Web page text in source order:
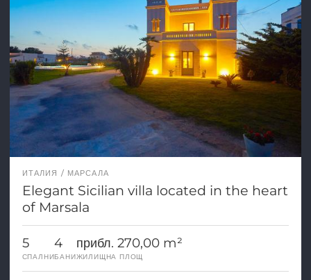
ИТАЛИЯ МАРСАЛА
Elegant Sicilian villa located in the heart
of Marsala
5
СПАЛНИ
4
БАНИ
прибл. 270,00 m²
ЖИЛИЩНА ПЛОЩ